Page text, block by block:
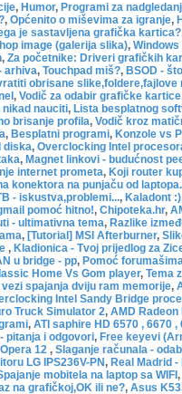
, Humor, Programi za
, Općenito o miševima za igranje,
je sastavljena grafička kartica?
image (galerija slika), Windows
, Za početnike: Driveri grafičkih
arhiva, Touchpad miš?, BSOD -
obrisane slike,foldere,fajlove
, Vodič za odabir grafičke kartice
nikad nauciti, Lista besplatnog
brisanje profila, Vodič kroz
, Besplatni programi, Konzole vs
diska, Overclocking Intel
, Magnet linkovi - budućnost
internet prometa, Koji router
konektora na punjaču od
- iskustva,problemi..., Kaladont :)
pomoć hitno!, Chipoteka.hr,
- ultimativna tema, Razlike
, [Tutorial] MSI Afterburner,
, Kladionica - Tvoj prijedlog za
u bridge - pp, Pomoć
Home Vs Gom player, Tema
vezi spajanja dviju ram memorije,
Intel Sandy Bridge
Truck Simulator 2, AMD Radeon
, ATI saphire HD 6570 , 6670 ,
pitanja i odgovori, Free keyevi
12 , Slaganje računala -
LG IPS236V-PN, Real Madrid
mobitela na laptop sa WIFI ,
na grafičkoj,OK ili ne?, Asus